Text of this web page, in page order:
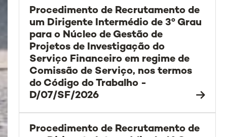
Procedimento de Recrutamento de
um Dirigente Intermédio de 3º Grau
para o Núcleo de Gestão de
Projetos de Investigação do
Serviço Financeiro em regime de
Comissão de Serviço, nos termos
do Código do Trabalho -
D/07/SF/2026
Procedimento de Recrutamento de